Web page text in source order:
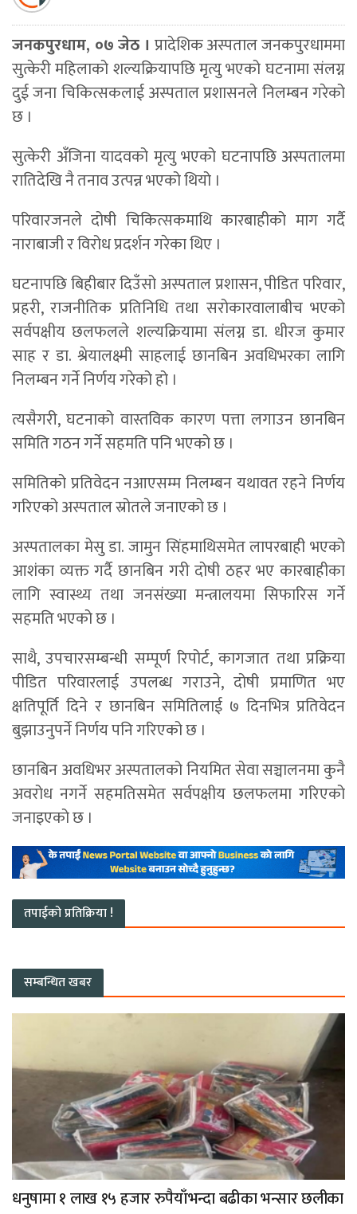
जनकपुरधाम, ०७ जेठ । प्रादेशिक अस्पताल जनकपुरधाममा
सुत्केरी महिलाको शल्यक्रियापछि मृत्यु भएको घटनामा संलग्न
दुई जना चिकित्सकलाई अस्पताल प्रशासनले निलम्बन गरेको
छ ।
सुत्केरी अँजिना यादवको मृत्यु भएको घटनापछि अस्पतालमा
रातिदेखि नै तनाव उत्पन्न भएको थियो ।
परिवारजनले दोषी चिकित्सकमाथि कारबाहीको माग गर्दै
नाराबाजी र विरोध प्रदर्शन गरेका थिए ।
घटनापछि बिहीबार दिउँसो अस्पताल प्रशासन, पीडित परिवार,
प्रहरी, राजनीतिक प्रतिनिधि तथा सरोकारवालाबीच भएको
सर्वपक्षीय छलफलले शल्यक्रियामा संलग्न डा. धीरज कुमार
साह र डा. श्रेयालक्ष्मी साहलाई छानबिन अवधिभरका लागि
निलम्बन गर्ने निर्णय गरेको हो ।
त्यसैगरी, घटनाको वास्तविक कारण पत्ता लगाउन छानबिन
समिति गठन गर्ने सहमति पनि भएको छ ।
समितिको प्रतिवेदन नआएसम्म निलम्बन यथावत रहने निर्णय
गरिएको अस्पताल स्रोतले जनाएको छ ।
अस्पतालका मेसु डा. जामुन सिंहमाथिसमेत लापरबाही भएको
आशंका व्यक्त गर्दै छानबिन गरी दोषी ठहर भए कारबाहीका
लागि स्वास्थ्य तथा जनसंख्या मन्त्रालयमा सिफारिस गर्ने
सहमति भएको छ ।
साथै, उपचारसम्बन्धी सम्पूर्ण रिपोर्ट, कागजात तथा प्रक्रिया
पीडित परिवारलाई उपलब्ध गराउने, दोषी प्रमाणित भए
क्षतिपूर्ति दिने र छानबिन समितिलाई ७ दिनभित्र प्रतिवेदन
बुझाउनुपर्ने निर्णय पनि गरिएको छ ।
छानबिन अवधिभर अस्पतालको नियमित सेवा सञ्चालनमा कुनै
अवरोध नगर्ने सहमतिसमेत सर्वपक्षीय छलफलमा गरिएको
जनाइएको छ ।
तपाईको प्रतिक्रिया !
सम्बन्धित खबर
धनुषामा १ लाख १५ हजार रुपैयाँभन्दा बढीका भन्सार छलीका